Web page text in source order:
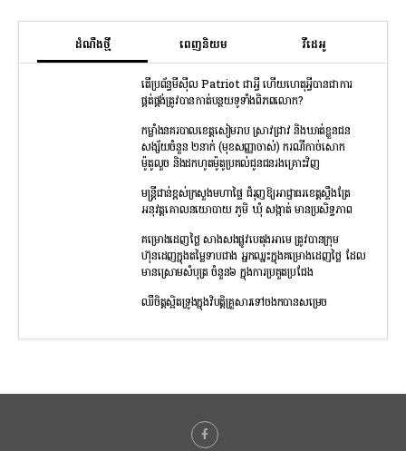
ដំណឹងថ្មី ពេញនិយម វីដេអូ
តើប្រព័ន្ធមីស៊ីល Patriot ជាអ្វី ហើយហេតុអ្វីបានជាការ
ផ្គត់ផ្គង់ត្រូវបានកាត់បន្ថយទូទាំងពិភពលោក?
កម្លាំងនគរបាលខេត្តសៀមរាប ស្រាវជ្រាវ និងឃាត់ខ្លួនជន
សង្ស័យចំនួន ២នាក់ (មុខសញ្ញាចាស់) ករណីកាច់សោក
ម៉ូតូលួច និងដកហូតម៉ូតូប្រគល់ជូនជនរងគ្រោះវិញ
មន្រ្តីជាន់ខ្ពស់ក្រសួងមហាផ្ទៃ ជំរុញឱ្យអាជ្ញាធរខេត្តស្ទឹងត្រែ
អនុវត្តគោលនយោបាយ ភូមិ ឃុំ សង្កាត់ មានប្រសិទ្ធភាព
គម្រោងដេញថ្លៃ សាងសងផ្លូវបេតុងអាមេ ត្រូវបានក្រុម
ហ៊ុនដេញក្នុងតម្លៃទាបជាង អ្នកឈ្នះក្នុងគម្រោងដេញថ្លៃ ដែល
មានស្រោមសំបុត្រ ចំនួន៦ ក្នុងការប្រគួតប្រជែង
ឈឺចិត្តស្អិតទ្រូងក្នុងវិបត្តិគ្រួសារទៅចងកបានសម្រេច